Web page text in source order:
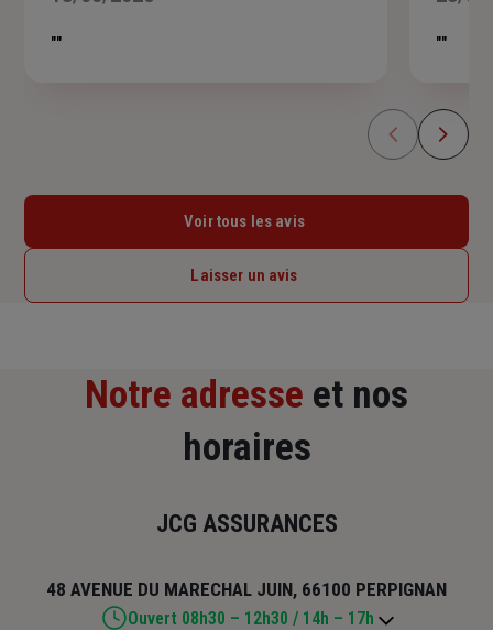
"" ""
Voir tous les avis
Laisser un avis
Notre adresse et nos
horaires
JCG ASSURANCES
48 AVENUE DU MARECHAL JUIN, 66100 PERPIGNAN
Ouvert 08h30 – 12h30 / 14h – 17h